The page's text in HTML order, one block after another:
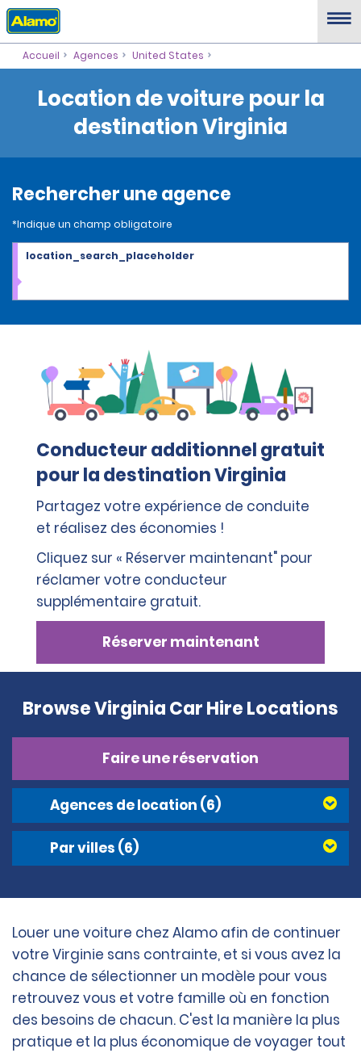
Accueil Agences United States
Location de voiture pour la
destination Virginia
Rechercher une agence
*Indique un champ obligatoire
location_search_placeholder
Conducteur additionnel gratuit
pour la destination Virginia
Partagez votre expérience de conduite
et réalisez des économies !
Cliquez sur « Réserver maintenant" pour
réclamer votre conducteur
supplémentaire gratuit.
Réserver maintenant
Browse Virginia Car Hire Locations
Faire une réservation
Agences de location (6)
Par villes (6)
Louer une voiture chez Alamo afin de continuer
votre Virginie sans contrainte, et si vous avez la
chance de sélectionner un modèle pour vous
retrouvez vous et votre famille où en fonction
des besoins de chacun. C'est la manière la plus
pratique et la plus économique de voyager tout